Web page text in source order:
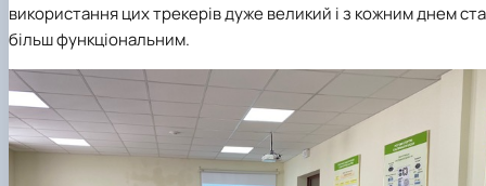
використання цих трекерів дуже великий і з кожним днем
більш функціональним.